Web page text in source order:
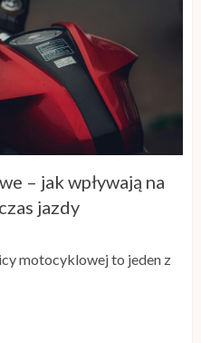
– jak wpływają na
jazdy
motocyklowej to jeden z